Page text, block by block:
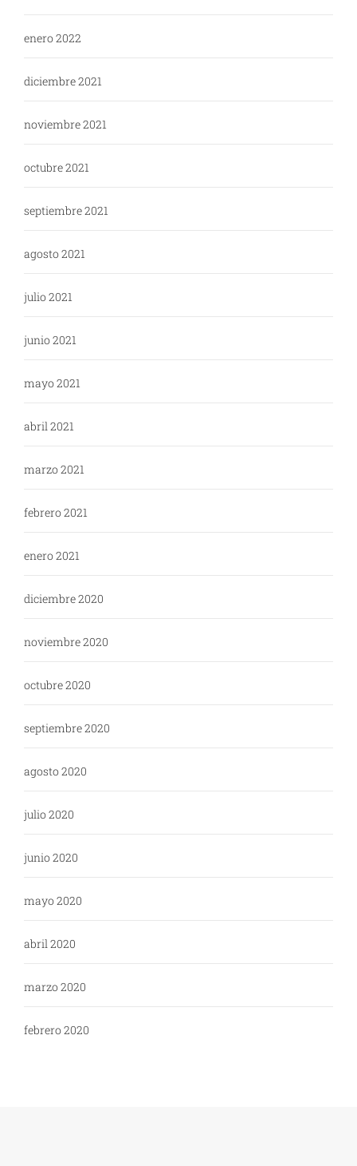
enero 2022
diciembre 2021
noviembre 2021
octubre 2021
septiembre 2021
agosto 2021
julio 2021
junio 2021
mayo 2021
abril 2021
marzo 2021
febrero 2021
enero 2021
diciembre 2020
noviembre 2020
octubre 2020
septiembre 2020
agosto 2020
julio 2020
junio 2020
mayo 2020
abril 2020
marzo 2020
febrero 2020